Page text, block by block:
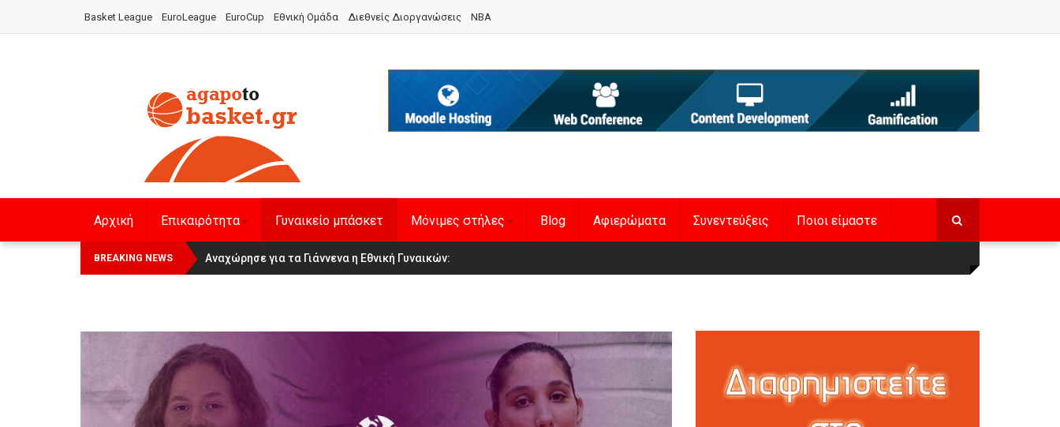
Basket League EuroLeague EuroCup Εθνική Ομάδα Διεθνείς Διοργανώσεις NBA
Αρχική Επικαιρότητα Γυναικείο μπάσκετ Μόνιμες στήλες Blog Αφιερώματα Συνεντεύξεις Ποιοι είμαστε
BREAKING NEWS Οι Πάνθηρες Καβάλας στην Women Basketball League 1
Αναχώρησε για τα Γιάννενα η Εθνική Γυναικών: